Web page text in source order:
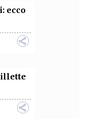
ecco